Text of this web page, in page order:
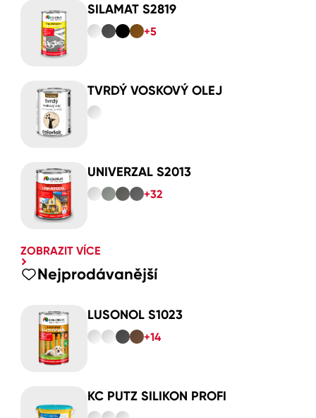
SILAMAT S2819
+5
TVRDÝ VOSKOVÝ OLEJ
UNIVERZAL S2013
+32
ZOBRAZIT VÍCE
Nejprodávanější
LUSONOL S1023
+14
KC PUTZ SILIKON PROFI